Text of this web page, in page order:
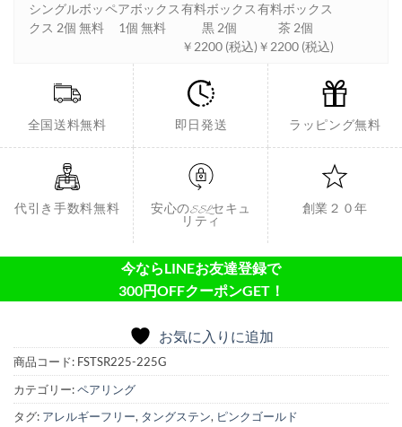
シングルボッ
クス 2個 無料
ペアボックス
1個 無料
有料ボックス
黒 2個
￥2200 (税込)
有料ボックス
茶 2個
￥2200 (税込)
全国送料無料 即日発送 ラッピング無料
代引き手数料無料
安心のSSLセキュ
リティ
創業２０年
今ならLINEお友達登録で
300円OFFクーポンGET！
お気に入りに追加
商品コード: FSTSR225-225G
カテゴリー:ペアリング
タグ: アレルギーフリー, タングステン, ピンクゴールド